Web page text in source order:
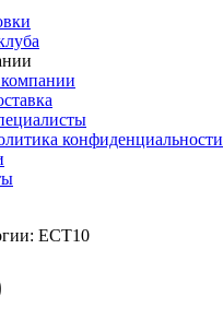
конфиденциальности
ECT10